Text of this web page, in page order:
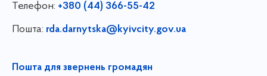
Телефон: +380 (44) 366-55-42
Пошта: rda.darnytska@kyivcity.gov.ua
Пошта для звернень громадян